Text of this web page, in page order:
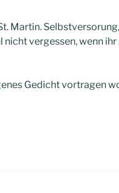
Martin. Selbstversorung,
vergessen, wenn ihr
Gedicht vortragen